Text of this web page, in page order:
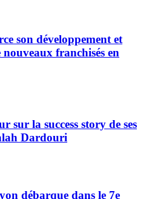
son développement et
franchisés en
sur la success story de ses
Dardouri
débarque dans le 7e